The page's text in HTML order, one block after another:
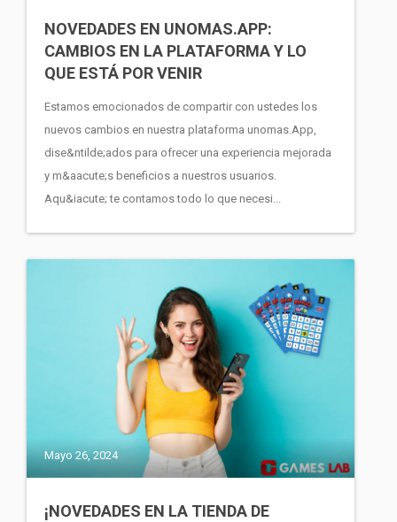
NOVEDADES EN UNOMAS.APP:
CAMBIOS EN LA PLATAFORMA Y LO
QUE ESTÁ POR VENIR
Estamos emocionados de compartir con ustedes los
nuevos cambios en nuestra plataforma unomas.App,
dise&ntilde;ados para ofrecer una experiencia mejorada
y m&aacute;s beneficios a nuestros usuarios.
Aqu&iacute; te contamos todo lo que necesi...
Mayo 26, 2024
¡NOVEDADES EN LA TIENDA DE